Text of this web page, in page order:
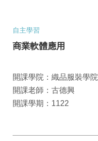
自主學習
商業軟體應用
開課學院：織品服裝學院
開課老師：古德興
開課學期：1122